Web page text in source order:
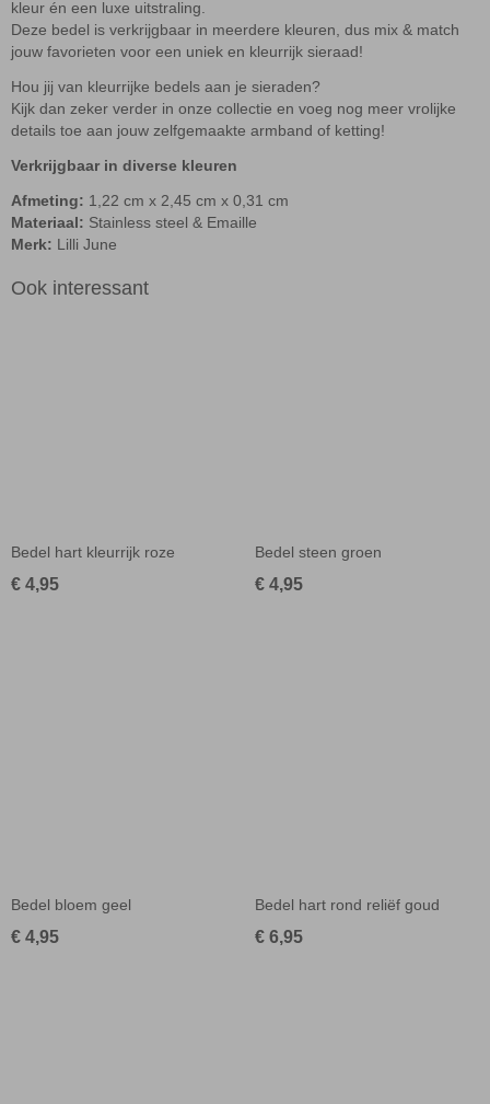
kleur én een luxe uitstraling.
Deze bedel is verkrijgbaar in meerdere kleuren, dus mix & match
jouw favorieten voor een uniek en kleurrijk sieraad!
Hou jij van kleurrijke bedels aan je sieraden?
Kijk dan zeker verder in onze collectie en voeg nog meer vrolijke
details toe aan jouw zelfgemaakte armband of ketting!
Verkrijgbaar in diverse kleuren
Afmeting: 1,22 cm x 2,45 cm x 0,31 cm
Materiaal: Stainless steel & Emaille
Merk: Lilli June
Ook interessant
Bedel hart kleurrijk roze
€ 4,95
Bedel steen groen
€ 4,95
Bedel bloem geel
€ 4,95
Bedel hart rond reliëf goud
€ 6,95